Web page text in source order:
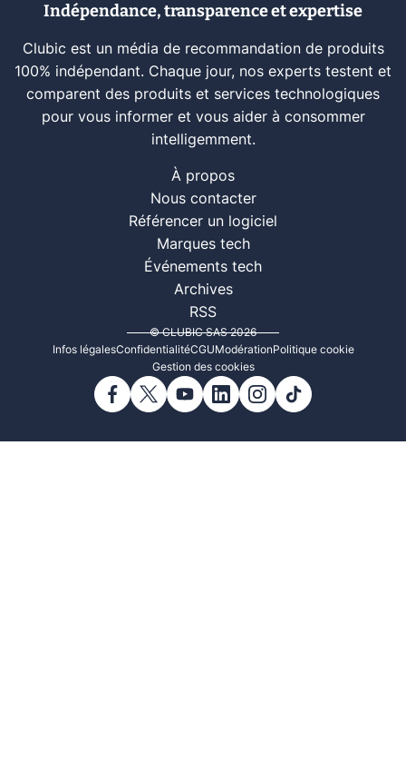
Indépendance, transparence et expertise
Clubic est un média de recommandation de produits
100% indépendant. Chaque jour, nos experts testent et
comparent des produits et services technologiques
pour vous informer et vous aider à consommer
intelligemment.
À propos
Nous contacter
Référencer un logiciel
Marques tech
Événements tech
Archives
RSS
© CLUBIC SAS 2026
Infos légalesConfidentialitéCGUModérationPolitique cookie
Gestion des cookies